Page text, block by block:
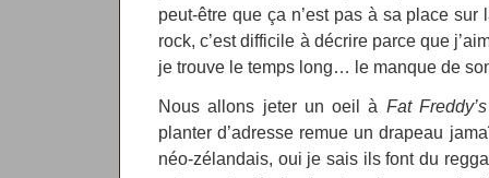
peut-être que ça n’est pas à sa place sur
rock, c’est difficile à décrire parce que
je trouve le temps long… le manque de
Nous allons jeter un oeil à Fat
planter d’adresse remue un drapeau
néo-zélandais, oui je sais ils font du